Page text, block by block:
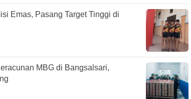
Emas, Pasang Target Tinggi di
MBG di Bangsalsari,